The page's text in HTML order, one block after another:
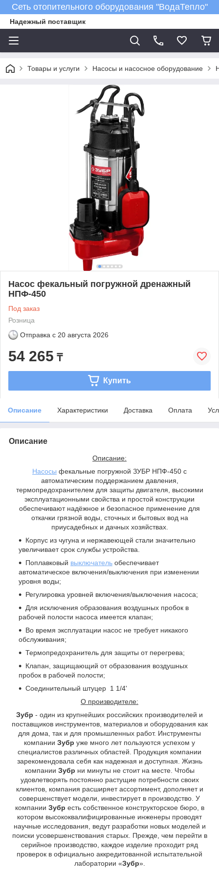
Сеть отопительного оборудования "ВодаТепло"
Надежный поставщик
Товары и услуги Насосы и насосное оборудование
Насос фекальный погружной дренажный
НПФ-450
Под заказ
Розница
Отправка с 20 августа 2026
54 265 ₸
Купить
Описание Характеристики Доставка Оплата
Описание
Описание:
Насосы фекальные погружной ЗУБР НПФ-450 с
автоматическим поддержанием давления,
термопредохранителем для защиты двигателя, высокими
эксплуатационными свойства и простой конструкции
обеспечивают надёжное и безопасное применение для
откачки грязной воды, сточных и бытовых вод на
приусадебных и дачных хозяйствах.
Корпус из чугуна и нержавеющей стали значительно
увеличивает срок службы устройства.
Поплавковый выключатель обеспечивает
автоматическое включения/выключения при изменении
уровня воды;
Регулировка уровней включения/выключения насоса;
Для исключения образования воздушных пробок в
рабочей полости насоса имеется клапан;
Во время эксплуатации насос не требует никакого
обслуживания;
Термопредохранитель для защиты от перегрева;
Клапан, защищающий от образования воздушных
пробок в рабочей полости;
Соединительный штуцер 1 1/4'
О производителе:
Зубр - один из крупнейших российских производителей и
поставщиков инструментов, материалов и оборудования как
для дома, так и для промышленных работ. Инструменты
компании Зубр уже много лет пользуются успехом у
специалистов различных областей. Продукция компании
зарекомендовала себя как надежная и доступная. Жизнь
компании Зубр ни минуты не стоит на месте. Чтобы
удовлетворять постоянно растущие потребности своих
клиентов, компания расширяет ассортимент, дополняет и
совершенствует модели, инвестирует в производство. У
компании Зубр есть собственное конструкторское бюро, в
котором высококвалифицированные инженеры проводят
научные исследования, ведут разработки новых моделей и
поиски усовершенствования старых. Прежде, чем перейти в
серийное производство, каждое изделие проходит ряд
проверок в официально аккредитованной испытательной
лаборатории «Зубр».